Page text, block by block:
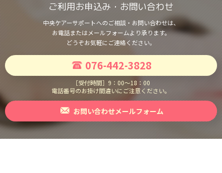
ご利用お申込み・お問い合わせ
中央ケアーサポートへのご相談・お問い合わせは、
お電話またはメールフォームより承ります。
どうぞお気軽にご連絡ください。
076-442-3828
［受付時間］9：00〜18：00
電話番号のお掛け間違いにご注意ください。
お問い合わせメールフォーム